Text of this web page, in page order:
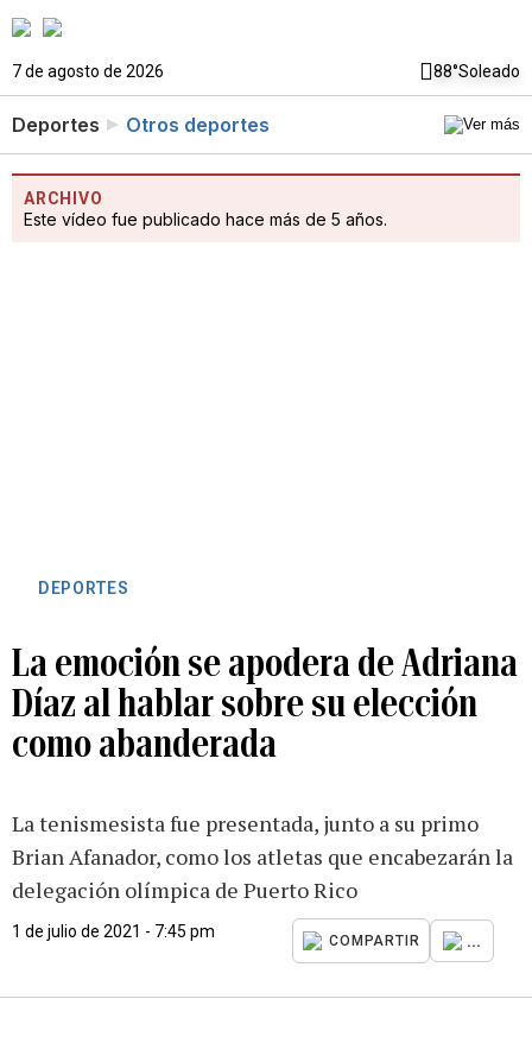
7 de agosto de 2026 88°Soleado
Deportes Otros deportes
ARCHIVO
Este vídeo fue publicado hace más de 5 años.
DEPORTES
La emoción se apodera de Adriana
Díaz al hablar sobre su elección
como abanderada
La tenismesista fue presentada, junto a su primo
Brian Afanador, como los atletas que encabezarán la
delegación olímpica de Puerto Rico
1 de julio de 2021 - 7:45 pm
COMPARTIR ...